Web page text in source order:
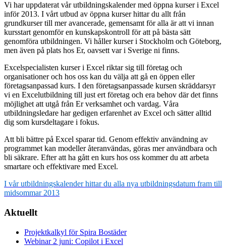
Vi har uppdaterat vår utbildningskalender med öppna kurser i Excel
inför 2013. I vårt utbud av öppna kurser hittar du allt från
grundkurser till mer avancerade, gemensamt för alla är att vi innan
kursstart genomför en kunskapskontroll för att på bästa sätt
genomföra utbildningen. Vi håller kurser i Stockholm och Göteborg,
men även på plats hos Er, oavsett var i Sverige ni finns.
Excelspecialisten kurser i Excel riktar sig till företag och
organisationer och hos oss kan du välja att gå en öppen eller
företagsanpassad kurs. I den företagsanpassade kursen skräddarsyr
vi en Excelutbildning till just ert företag och era behov där det finns
möjlighet att utgå från Er verksamhet och vardag. Våra
utbildningsledare har gedigen erfarenhet av Excel och sätter alltid
dig som kursdeltagare i fokus.
Att bli bättre på Excel sparar tid. Genom effektiv användning av
programmet kan modeller återanvändas, göras mer användbara och
bli säkrare. Efter att ha gått en kurs hos oss kommer du att arbeta
smartare och effektivare med Excel.
I vårutbildningskalenderhittardu alla nya utbildningsdatum fram till
midsommar2013
Aktuellt
Projektkalkyl för Spira Bostäder
Webinar 2 juni: Copilot i Excel